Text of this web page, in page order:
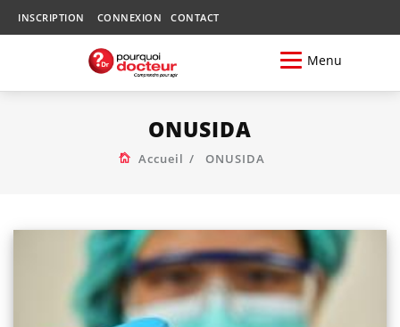
INSCRIPTION CONNEXION CONTACT
Menu
ONUSIDA
Accueil ONUSIDA